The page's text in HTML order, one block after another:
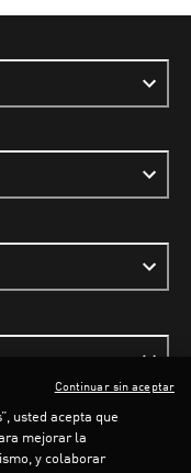
usted acepta que
mejorar la
y colaborar
Continuar sin aceptar